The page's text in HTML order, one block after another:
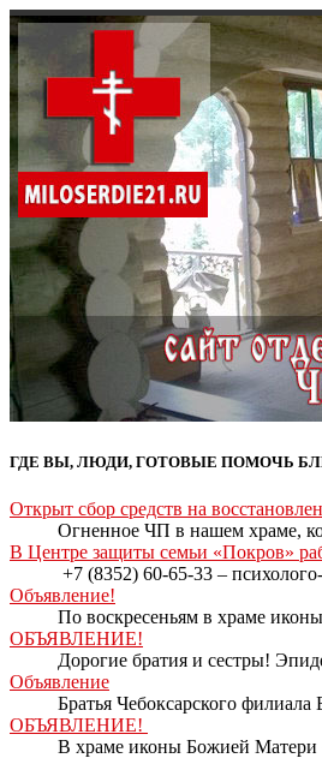
ГДЕ ВЫ, ЛЮДИ, ГОТОВЫЕ ПОМОЧЬ
Открыт сбор средств на
Огненное ЧП в нашем храме,
В Центре защиты семьи «Покров»
+7 (8352) 60-65-33 –
Объявление!
По воскресеньям в храме
ОБЪЯВЛЕНИЕ!
Дорогие братия и сестры!
Объявление
Братья Чебоксарского
ОБЪЯВЛЕНИЕ!
В храме иконы Божией Матери